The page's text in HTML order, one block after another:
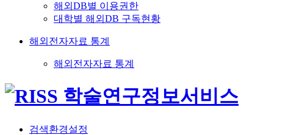
해외DB별 이용권한
대학별 해외DB 구독현황
해외전자자료 통계
해외전자자료 통계
검색환경설정